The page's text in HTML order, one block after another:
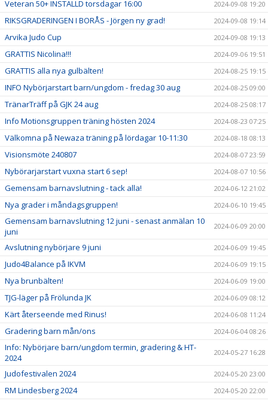
Veteran 50+ INSTÄLLD torsdagar 16:00 2024-09-08 19:20
RIKSGRADERINGEN I BORÅS - Jörgen ny grad! 2024-09-08 19:14
Arvika Judo Cup 2024-09-08 19:13
GRATTIS Nicolina!!! 2024-09-06 19:51
GRATTIS alla nya gulbälten! 2024-08-25 19:15
INFO Nybörjarstart barn/ungdom - fredag 30 aug 2024-08-25 09:00
TränarTräff på GJK 24 aug 2024-08-25 08:17
Info Motionsgruppen träning hösten 2024 2024-08-23 07:25
Välkomna på Newaza träning på lördagar 10-11:30 2024-08-18 08:13
Visionsmöte 240807 2024-08-07 23:59
Nybörarjarstart vuxna start 6 sep! 2024-08-07 10:56
Gemensam barnavslutning - tack alla! 2024-06-12 21:02
Nya grader i måndagsgruppen! 2024-06-10 19:45
Gemensam barnavslutning 12 juni - senast anmälan 10
juni
2024-06-09 20:00
Avslutning nybörjare 9 juni 2024-06-09 19:45
Judo4Balance på IKVM 2024-06-09 19:15
Nya brunbälten! 2024-06-09 19:00
TJG-läger på Frölunda JK 2024-06-09 08:12
Kärt återseende med Rinus! 2024-06-08 11:24
Gradering barn mån/ons 2024-06-04 08:26
Info: Nybörjare barn/ungdom termin, gradering & HT-
2024
2024-05-27 16:28
Judofestivalen 2024 2024-05-20 23:00
RM Lindesberg 2024 2024-05-20 22:00